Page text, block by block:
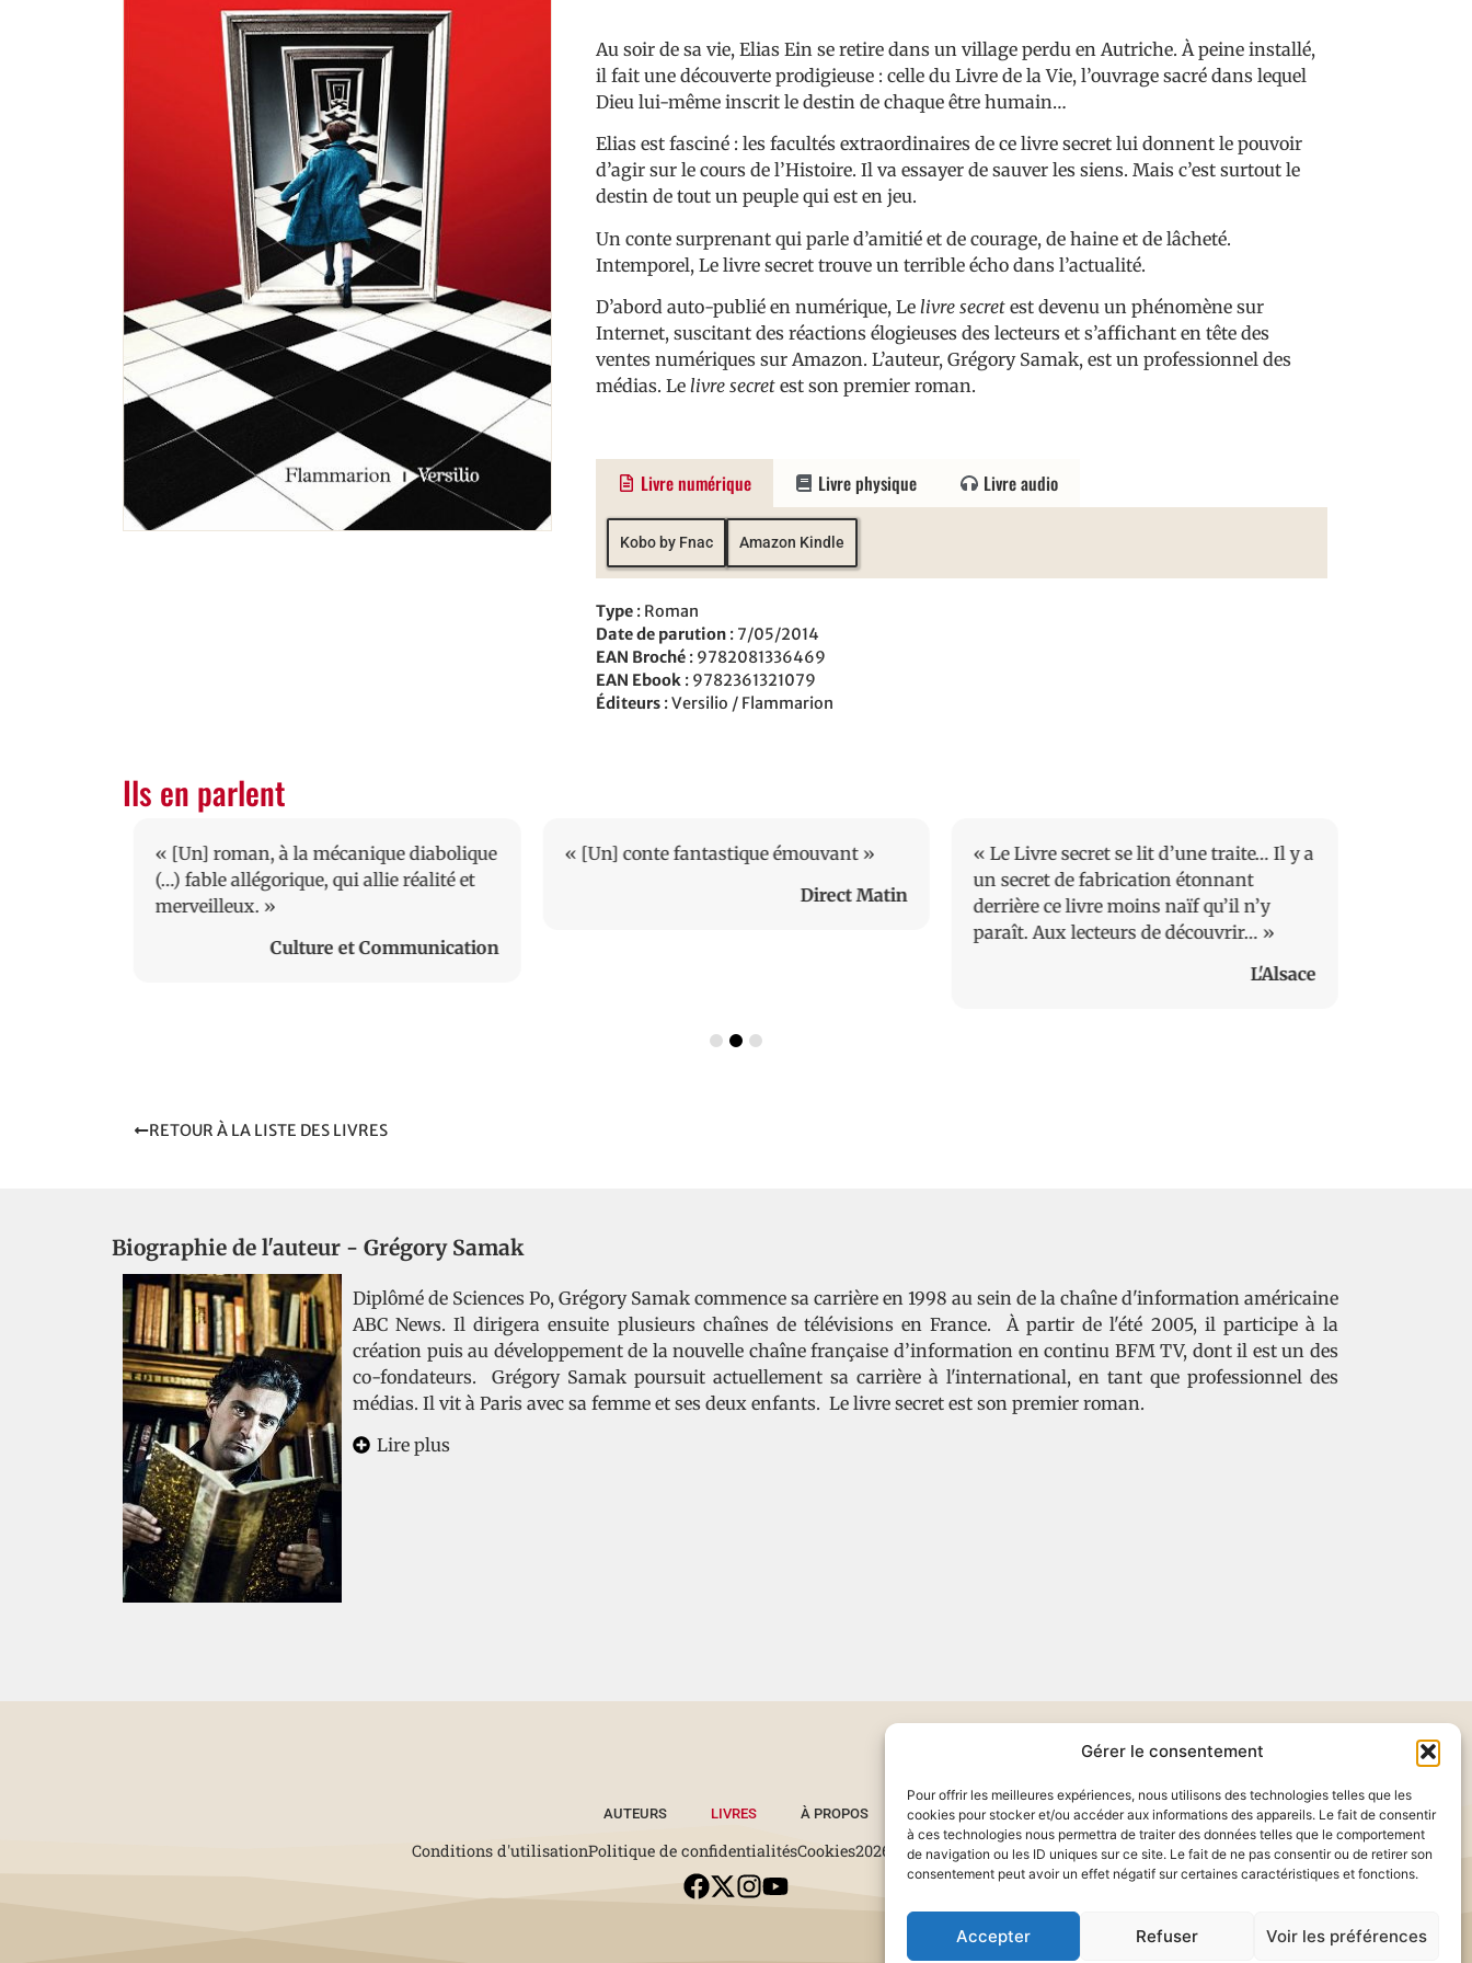
Gérer le consentement
Pour offrir les meilleures expériences, nous utilisons des technologies telles que les
cookies pour stocker et/ou accéder aux informations des appareils. Le fait de consentir
à ces technologies nous permettra de traiter des données telles que le comportement
de navigation ou les ID uniques sur ce site. Le fait de ne pas consentir ou de retirer son
consentement peut avoir un effet négatif sur certaines caractéristiques et fonctions.
Accepter Refuser Voir les préférences
Au soir de sa vie, Elias Ein se retire dans un village perdu en Autriche. À peine installé,
il fait une découverte prodigieuse : celle du Livre de la Vie, l’ouvrage sacré dans lequel
Dieu lui-même inscrit le destin de chaque être humain…
Elias est fasciné : les facultés extraordinaires de ce livre secret lui donnent le pouvoir
d’agir sur le cours de l’Histoire. Il va essayer de sauver les siens. Mais c’est surtout le
destin de tout un peuple qui est en jeu.
Un conte surprenant qui parle d’amitié et de courage, de haine et de lâcheté.
Intemporel, Le livre secret trouve un terrible écho dans l’actualité.
D’abord auto-publié en numérique, Le livre secret est devenu un phénomène sur
Internet, suscitant des réactions élogieuses des lecteurs et s’affichant en tête des
ventes numériques sur Amazon. L’auteur, Grégory Samak, est un professionnel des
médias. Le livre secret est son premier roman.
Livre numérique Livre physique Livre audio
Kobo by Fnac Amazon Kindle
Type : Roman
Date de parution : 7/05/2014
EAN Broché : 9782081336469
EAN Ebook : 9782361321079
Éditeurs : Versilio / Flammarion
Ils en parlent
« [Un] roman, à la mécanique diabolique
(…) fable allégorique, qui allie réalité et
merveilleux. »
Culture et Communication
« [Un] conte fantastique émouvant »
Direct Matin
« Le Livre secret se lit d’une traite… Il y a
un secret de fabrication étonnant
derrière ce livre moins naïf qu’il n’y
paraît. Aux lecteurs de découvrir… »
L'Alsace
RETOUR À LA LISTE DES LIVRES
Biographie de l'auteur - Grégory Samak
Diplômé de Sciences Po, Grégory Samak commence sa carrière en 1998 au sein de la chaîne d'information américaine
ABC News. Il dirigera ensuite plusieurs chaînes de télévisions en France. À partir de l'été 2005, il participe à la
création puis au développement de la nouvelle chaîne française d’information en continu BFM TV, dont il est un des
co-fondateurs. Grégory Samak poursuit actuellement sa carrière à l'international, en tant que professionnel des
médias. Il vit à Paris avec sa femme et ses deux enfants. Le livre secret est son premier roman.
Lire plus
AUTEURS LIVRES À PROPOS
Conditions d'utilisationPolitique de confidentialitésCookies2026 © Tous droits réservés